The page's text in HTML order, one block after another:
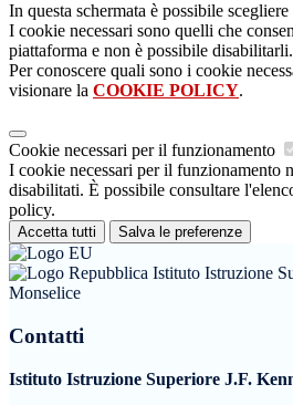
In questa schermata è possibile
I cookie necessari sono quelli che
piattaforma e non è possibile disabilitarli.
Per conoscere quali sono i cookie
visionare la COOKIE POLICY.
Cookie necessari per il funzionamento
I cookie necessari per il funzionamento
disabilitati. È possibile consultare
policy.
Accetta tutti Salva le preferenze
Istituto Istruzione
Monselice
Contatti
Istituto Istruzione Superiore J.F.